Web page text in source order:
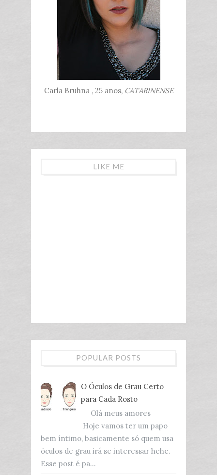
Carla Bruhna , 25 anos,CATARINENSE
LIKE ME
POPULAR POSTS
O Óculos de Grau Certo
para Cada Rosto
Olá meus amores
Hoje vamos ter um papo
bem íntimo, basicamente só quem usa
óculos de grau irá se interessar hehe.
Esse post é pa...